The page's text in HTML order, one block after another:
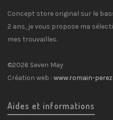
Concept store original sur le
2 ans, je vous propose ma
mes trouvailles.
©2026 Seven May
Création web : www.romain-
Aides et informations